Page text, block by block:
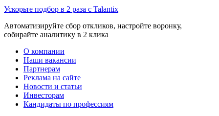
Ускорьте подбор в 2 раза с Talantix
Автоматизируйте сбор откликов, настройте воронку,
собирайте аналитику в 2 клика
О компании
Наши вакансии
Партнерам
Реклама на сайте
Новости и статьи
Инвесторам
Кандидаты по профессиям